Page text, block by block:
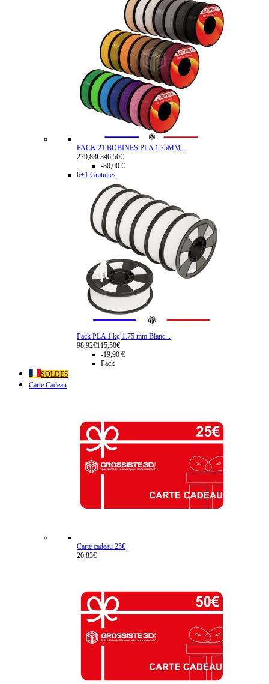
PACK 21 BOBINES PLA 1.75MM...
279,83€346,50€
-80,00 €
6+1 Gratuites
Pack PLA 1 kg 1.75 mm Blanc...
98,92€115,50€
-19,90 €
Pack
SOLDES
Carte Cadeau
Carte cadeau 25€
20,83€